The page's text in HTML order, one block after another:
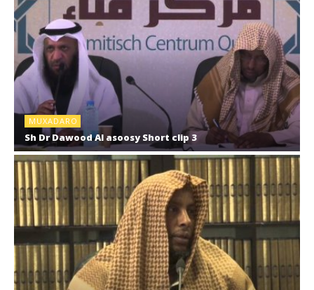
MUXADARO
Sh Dr Dawood Al asoosy Short clip 3